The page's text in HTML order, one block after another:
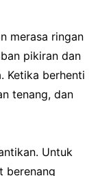
merasa ringan
pikiran dan
Ketika berhenti
tenang, dan
Untuk
berenang